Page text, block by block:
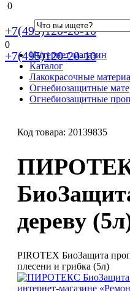
0
+7(495)120-20-10
0
+7(495)120-20-10
Интернет-магазин
Каталог
Лакокрасочные
Огнебиозащитные
Огнебиозащитные
Код товара: 20139835
дереву
PIROTEX БиоЗащита
плесени и грибка (5л)